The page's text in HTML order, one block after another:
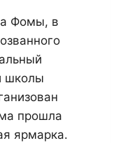
Фомы, в
школы
прошла
ярмарка.